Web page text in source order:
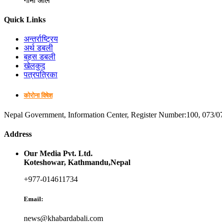
Quick Links
अन्तर्राष्ट्रिय
अर्थ डबली
बहस डबली
खेलकुद
पत्रपत्रिका
कोरोना विषेश
Nepal Government, Information Center, Register Number:100, 073/
Address
Our Media Pvt. Ltd.
Koteshowar, Kathmandu,Nepal
+977-014611734
Email:
news@khabardabali.com